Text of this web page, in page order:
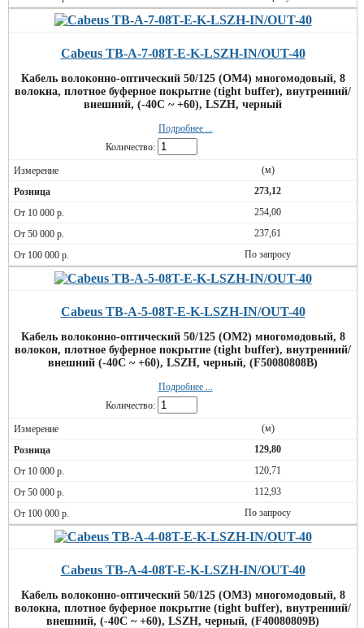
Cabeus TB-A-7-08T-E-K-LSZH-IN/OUT-40
Кабель волоконно-оптический 50/125 (OM4) многомодовый, 8
волокна, плотное буферное покрытие (tight buffer), внутренний/
внешний, (-40C ~ +60), LSZH, черный
Подробнее ...
Количество:
(м)
273,12
254,00
237,61
По запросу
Cabeus TB-A-5-08T-E-K-LSZH-IN/OUT-40
Кабель волоконно-оптический 50/125 (OM2) многомодовый, 8
волокон, плотное буферное покрытие (tight buffer), внутренний/
внешний (-40C ~ +60), LSZH, черный, (F50080808B)
Подробнее ...
Количество:
(м)
129,80
120,71
112,93
По запросу
Cabeus TB-A-4-08T-E-K-LSZH-IN/OUT-40
Кабель волоконно-оптический 50/125 (OM3) многомодовый, 8
волокна, плотное буферное покрытие (tight buffer), внутренний/
внешний, (-40C ~ +60), LSZH, черный, (F40080809B)